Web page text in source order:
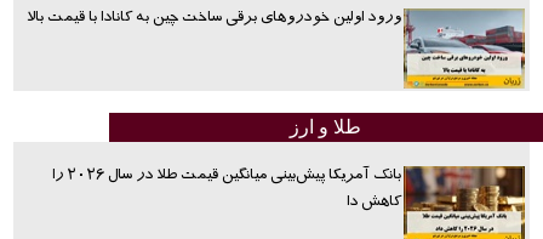
ورود اولین خودروهای برقی ساخت چین به کانادا با قیمت بالا
طلا و ارز
بانک آمریکا پیش‌بینی میانگین قیمت طلا در سال ۲۰۲۶ را
کاهش دا